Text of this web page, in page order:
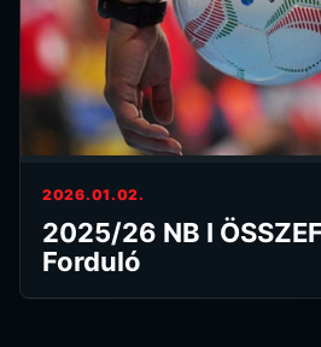
2026.01.02.
2025/26 NB I
Forduló